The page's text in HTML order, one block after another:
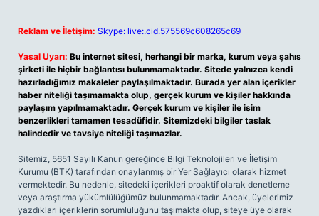
Reklam ve İletişim: Skype: live:.cid.575569c608265c69
Yasal Uyarı: Bu internet sitesi, herhangi bir marka, kurum veya şahıs
şirketi ile hiçbir bağlantısı bulunmamaktadır. Sitede yalnızca kendi
hazırladığımız makaleler paylaşılmaktadır. Burada yer alan içerikler
haber niteliği taşımamakta olup, gerçek kurum ve kişiler hakkında
paylaşım yapılmamaktadır. Gerçek kurum ve kişiler ile isim
benzerlikleri tamamen tesadüfidir. Sitemizdeki bilgiler taslak
halindedir ve tavsiye niteliği taşımazlar.
Sitemiz, 5651 Sayılı Kanun gereğince Bilgi Teknolojileri ve İletişim
Kurumu (BTK) tarafından onaylanmış bir Yer Sağlayıcı olarak hizmet
vermektedir. Bu nedenle, sitedeki içerikleri proaktif olarak denetleme
veya araştırma yükümlülüğümüz bulunmamaktadır. Ancak, üyelerimiz
yazdıkları içeriklerin sorumluluğunu taşımakta olup, siteye üye olarak